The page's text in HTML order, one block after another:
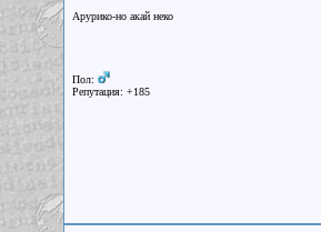
Арурико-но акай неко
Пол:
Репутация: +185